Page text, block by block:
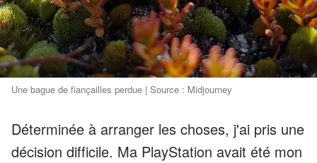
Une bague de fiançailles perdue | Source : Midjourney
Déterminée à arranger les choses, j'ai pris une
décision difficile. Ma PlayStation avait été mon